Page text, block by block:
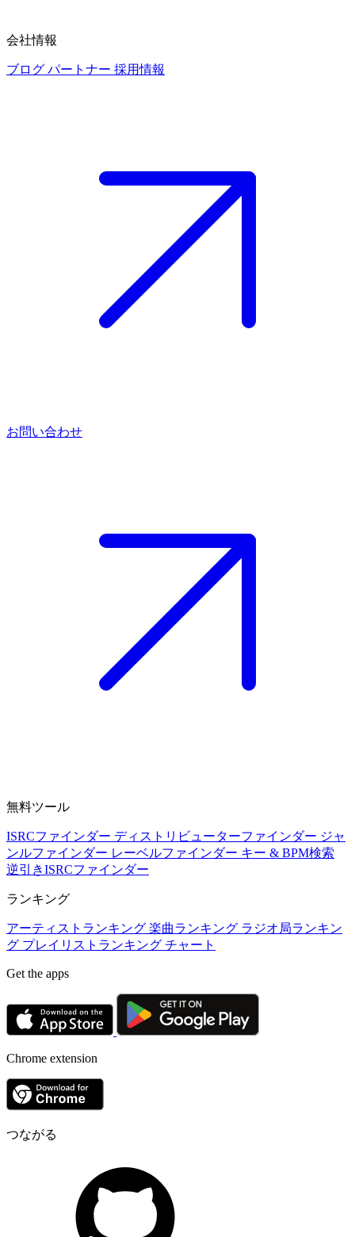
会社情報
ブログ パートナー 採用情報
お問い合わせ
無料ツール
ISRCファインダー ディストリビューターファインダー ジャ
ンルファインダー レーベルファインダー キー & BPM検索
逆引きISRCファインダー
ランキング
アーティストランキング 楽曲ランキング ラジオ局ランキン
グ プレイリストランキング チャート
Get the apps
Chrome extension
つながる